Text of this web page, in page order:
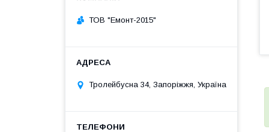
ТОВ "Емонт-2015"
Тролейбусна 34, Запоріжжя, Україна